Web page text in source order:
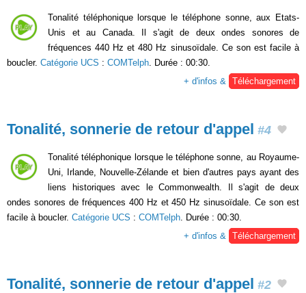
Tonalité téléphonique lorsque le téléphone sonne, aux Etats-
Unis et au Canada. Il s'agit de deux ondes sonores de
fréquences 440 Hz et 480 Hz sinusoïdale. Ce son est facile à
boucler. Catégorie UCS : COMTelph . Durée : 00:30.
+ d'infos &
Téléchargement
Tonalité, sonnerie de retour d'appel #4
Tonalité téléphonique lorsque le téléphone sonne, au Royaume-
Uni, Irlande, Nouvelle-Zélande et bien d'autres pays ayant des
liens historiques avec le Commonwealth. Il s'agit de deux
ondes sonores de fréquences 400 Hz et 450 Hz sinusoïdale. Ce son est
facile à boucler. Catégorie UCS : COMTelph . Durée : 00:30.
+ d'infos &
Téléchargement
Tonalité, sonnerie de retour d'appel #2